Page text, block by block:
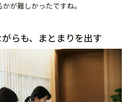
が難しかったですね。
らも、まとまりを出す